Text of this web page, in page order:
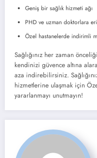
Geniş bir sağlık hizmeti ağı
PHD ve uzman doktorlara
Özel hastanelerde indirimli
Sağlığınız her zaman
kendinizi güvence altına
aza indirebilirsiniz.
hizmetlerine ulaşmak için
yararlanmayı unutmayın!